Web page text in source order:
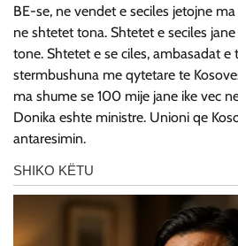
BE-se, ne vendet e seciles jetojne
ne shtetet tona. Shtetet e seciles
tone. Shtetet e se ciles, ambasadat e
stermbushuna me qytetare te
ma shume se 100 mije jane ike vec
Donika eshte ministre. Unioni qe
antaresimin.